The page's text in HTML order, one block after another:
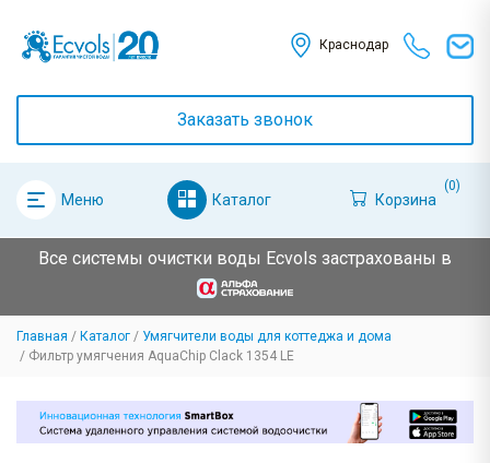
Краснодар
Заказать звонок
Меню Каталог Корзина
(0)
Все системы очистки воды Ecvols застрахованы в
Главная Каталог
Умягчители воды для коттеджа и дома
Фильтр умягчения AquaChip Clack 1354 LE